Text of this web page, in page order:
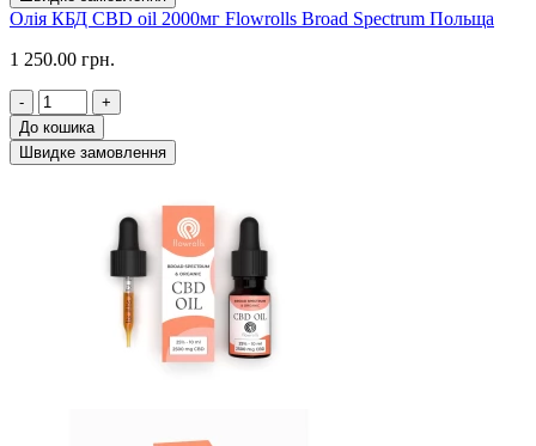
Олія КБД CBD oil 2000мг Flowrolls Broad Spectrum Польща
1 250.00 грн.
-
+
До кошика
Швидке замовлення